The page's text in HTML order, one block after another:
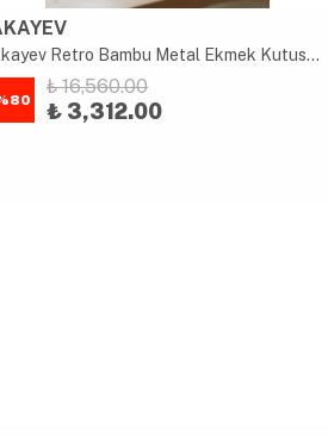
Akayev Retro Bambu Metal Ekmek Kutusu ve 3'lü Saklama Kabı Gray
80
₺ 16,560.00
₺ 3,312.00